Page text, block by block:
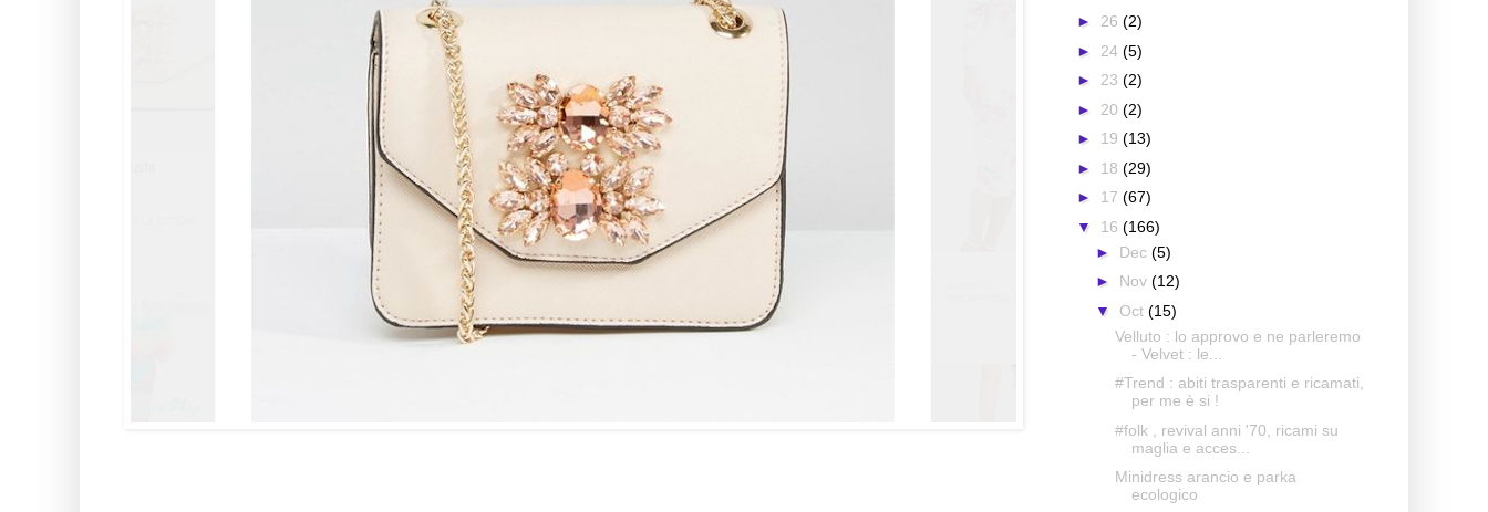
► 26 (2)
► 24 (5)
► 23 (2)
► 20 (2)
► 19 (13)
► 18 (29)
► 17 (67)
▼ 16 (166)
► Dec (5)
► Nov (12)
▼ Oct (15)
Velluto : lo approvo e ne parleremo
- Velvet : le...
#Trend : abiti trasparenti e ricamati,
per me è si !
#folk , revival anni '70, ricami su
maglia e acces...
Minidress arancio e parka
ecologico